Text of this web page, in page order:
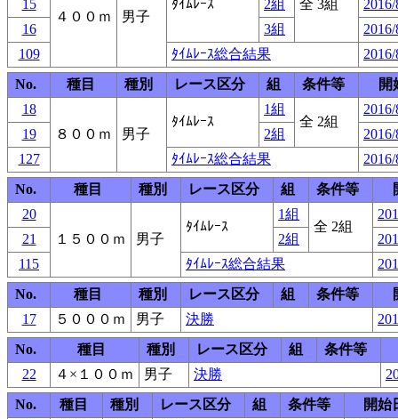
４００ｍ 男子
ﾀｲﾑﾚｰｽ
全 3組
15
2組
16
3組
109
ﾀｲﾑﾚｰｽ総合結果
No.
種目 種別 レース区分 組 条件等
開
18
８００ｍ
男子
ﾀｲﾑﾚｰｽ
1組
全 2組
19
2組
127
ﾀｲﾑﾚｰｽ総合結果
No.
種目 種別 レース区分 組 条件等
20
１５００ｍ
男子
ﾀｲﾑﾚｰｽ
1組
全 2組
21
2組
115
ﾀｲﾑﾚｰｽ総合結果
No.
種目 種別 レース区分 組 条件等
17
５０００ｍ 男子 決勝
No.
種目 種別 レース区分 組
条件等
22
４×１００ｍ 男子 決勝
No.
種目 種別 レース区分 組 条件等
開始